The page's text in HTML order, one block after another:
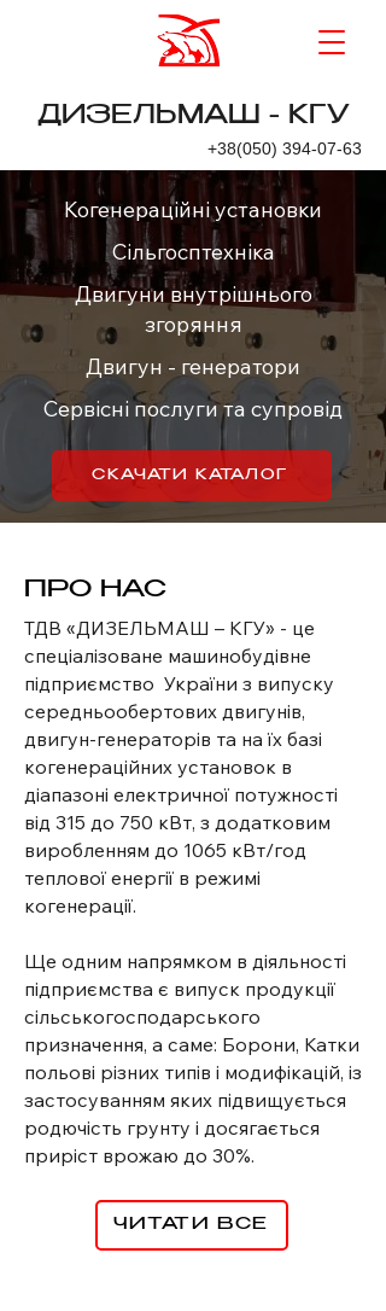
+38(050) 394-07-63
ДИЗЕЛЬМАШ - КГУ
Когенераційні установки
Сільгосптехніка
Двигуни внутрішнього
згоряння
Двигун - генератори
Сервісні послуги та супровід
СКАЧАТИ КАТАЛОГ
ПРО НАС
ТДВ «ДИЗЕЛЬМАШ – КГУ» - це
спеціалізоване машинобудівне
підприємство України з випуску
середньообертових двигунів,
двигун-генераторів та на їх базі
когенераційних установок в
діапазоні електричної потужності
від 315 до 750 кВт, з додатковим
виробленням до 1065 кВт/год
теплової енергії в режимі
когенерації.
Ще одним напрямком в діяльності
підприємства є випуск продукції
сільськогосподарського
призначення, а саме: Борони, Катки
польові різних типів і модифікацій, із
застосуванням яких підвищується
родючість грунту і досягається
приріст врожаю до 30%.
ЧИТАТИ ВСЕ